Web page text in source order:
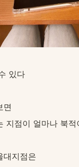
있다
면
지점이 얼마나 북
대지점은